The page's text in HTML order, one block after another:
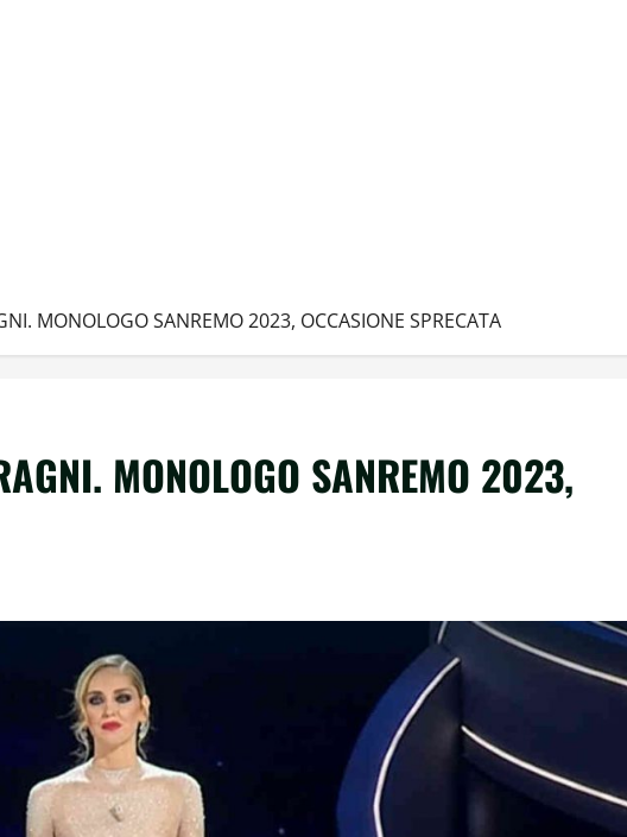
MONOLOGO SANREMO 2023, OCCASIONE SPRECATA
MONOLOGO SANREMO 2023,